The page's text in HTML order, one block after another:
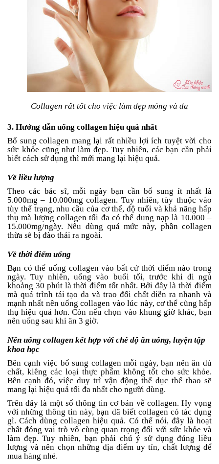
Collagen rất tốt cho việc làm đẹp móng và da
3. Hướng dẫn uống collagen hiệu quả nhất
Bổ sung collagen mang lại rất nhiều lợi ích tuyệt vời cho
sức khỏe cũng như làm đẹp. Tuy nhiên, các bạn cần phải
biết cách sử dụng thì mới mang lại hiệu quả.
Về liều lượng
Theo các bác sĩ, mỗi ngày bạn cần bổ sung ít nhất là
5.000mg – 10.000mg collagen. Tuy nhiên, tùy thuộc vào
tùy thể trạng, nhu cầu của cơ thể, độ tuổi và khả năng hấp
thụ mà lượng collagen tối đa có thể dung nạp là 10.000 –
15.000mg/ngày. Nếu dùng quá mức này, phần collagen
thừa sẽ bị đào thải ra ngoài.
Về thời điểm uống
Bạn có thể uống collagen vào bất cứ thời điểm nào trong
ngày. Tuy nhiên, uống vào buổi tối, trước khi đi ngủ
khoảng 30 phút là thời điểm tốt nhất. Bởi đây là thời điểm
mà quá trình tái tạo da và trao đổi chất diễn ra nhanh và
mạnh nhất nên uống collagen vào lúc này, cơ thể cũng hấp
thụ hiệu quả hơn. Còn nếu chọn vào khung giờ khác, bạn
nên uống sau khi ăn 3 giờ.
Nên uống collagen kết hợp với chế độ ăn uống, luyện tập
khoa học
Bên cạnh việc bổ sung collagen mỗi ngày, bạn nên ăn đủ
chất, kiêng các loại thực phẩm không tốt cho sức khỏe.
Bên cạnh đó, việc duy trì vận động thể dục thể thao sẽ
mang lại hiệu quả tối đa nhất cho người dùng.
Trên đây là một số thông tin cơ bản về collagen. Hy vọng
với những thông tin này, bạn đã biết collagen có tác dụng
gì. Cách dùng collagen hiệu quả. Có thể nói, đây là hoạt
chất đóng vai trò vô cùng quan trọng đối với sức khỏe và
làm đẹp. Tuy nhiên, bạn phải chú ý sử dụng đúng liều
lượng và nên chọn những địa điểm uy tín, chất lượng để
mua hàng nhé.